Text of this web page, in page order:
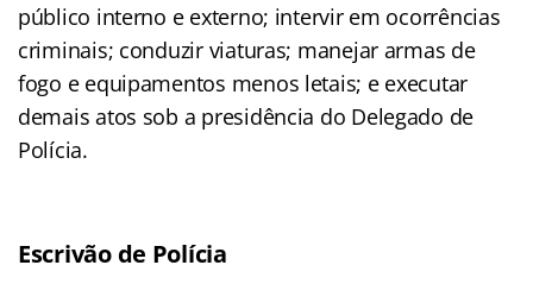
público interno e externo; intervir em ocorrências
criminais; conduzir viaturas; manejar armas de
fogo e equipamentos menos letais; e executar
demais atos sob a presidência do Delegado de
Polícia.
Escrivão de Polícia